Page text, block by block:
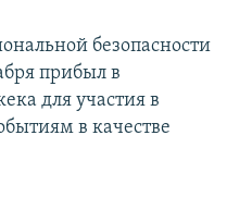
безопасности
прибыл в
для участия в
в качестве